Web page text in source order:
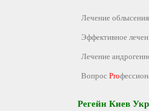
Лечение
Эффективное
Лечение
Вопрос Pro
Регейн Киев